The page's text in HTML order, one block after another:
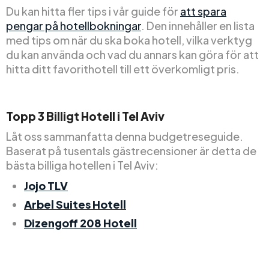
Du kan hitta fler tips i vår guide för att spara
pengar på hotellbokningar. Den innehåller en lista
med tips om när du ska boka hotell, vilka verktyg
du kan använda och vad du annars kan göra för att
hitta ditt favorithotell till ett överkomligt pris.
Topp3 Billigt Hotell i Tel Aviv
Låt oss sammanfatta denna budgetreseguide.
Baserat på tusentals gästrecensioner är detta de
bästa billiga hotellen i Tel Aviv:
Jojo TLV
Arbel Suites Hotell
Dizengoff 208 Hotell